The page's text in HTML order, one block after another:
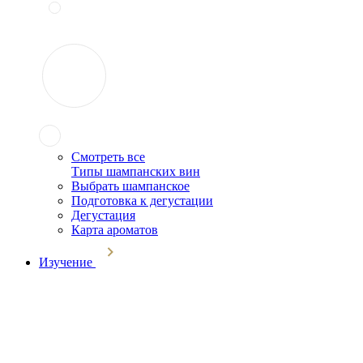
Смотреть все
Типы шампанских вин
Выбрать шампанское
Подготовка к дегустации
Дегустация
Карта ароматов
Изучение